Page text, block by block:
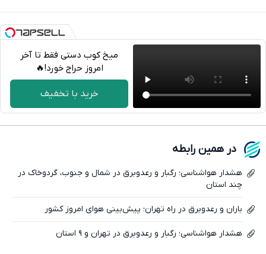
تلگرام
واتساپ
میخ کوب دستی فقط تا آخر
امروز حراج خورد!🔥
خرید با تخفیف
در همین رابطه
هشدار هواشناسی؛ رگبار و رعدوبرق در شمال و جنوب، گردوخاک در
چند استان
باران و رعدوبرق در راه تهران؛ پیش‌بینی هوای امروز کشور
هشدار هواشناسی؛ رگبار و رعدوبرق در تهران و ۹ استان